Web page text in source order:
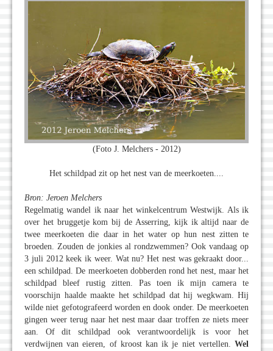
(Foto J. Melchers - 2012)
Het schildpad zit op het nest van de meerkoeten....
Bron: Jeroen Melchers
Regelmatig wandel ik naar het winkelcentrum Westwijk. Als ik
over het bruggetje kom bij de Asserring, kijk ik altijd naar de
twee meerkoeten die daar in het water op hun nest zitten te
broeden. Zouden de jonkies al rondzwemmen? Ook vandaag op
3 juli 2012 keek ik weer. Wat nu? Het nest was gekraakt door...
een schildpad. De meerkoeten dobberden rond het nest, maar het
schildpad bleef rustig zitten. Pas toen ik mijn camera te
voorschijn haalde maakte het schildpad dat hij wegkwam. Hij
wilde niet gefotografeerd worden en dook onder. De meerkoeten
gingen weer terug naar het nest maar daar troffen ze niets meer
aan. Of dit schildpad ook verantwoordelijk is voor het
verdwijnen van eieren, of kroost kan ik je niet vertellen. Wel